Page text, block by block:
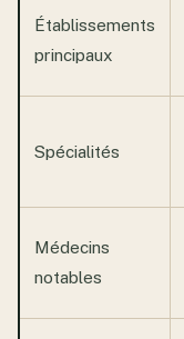
Établissements
principaux
Spécialités
Médecins
notables